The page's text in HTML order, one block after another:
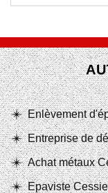
Enlèvement
Entreprise de
Achat métaux
Epaviste